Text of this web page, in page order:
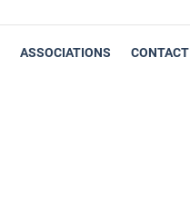
ASSOCIATIONS CONTACT